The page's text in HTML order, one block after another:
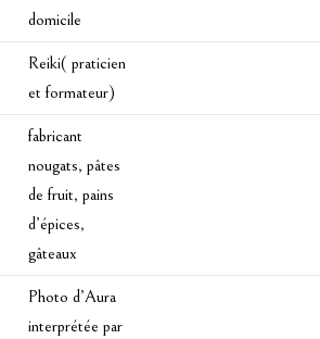
domicile
Reiki( praticien
et formateur)
fabricant
nougats, pâtes
de fruit, pains
d’épices,
gâteaux
Photo d’Aura
interprétée par